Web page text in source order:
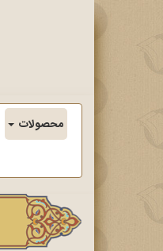
محصولات